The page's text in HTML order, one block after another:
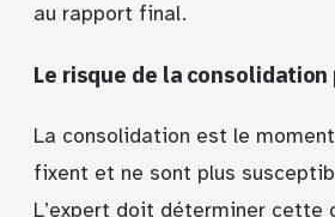
au rapport final.
Le risque de la
La consolidation est le
fixent et ne sont plus
L’expert doit déterminer cette